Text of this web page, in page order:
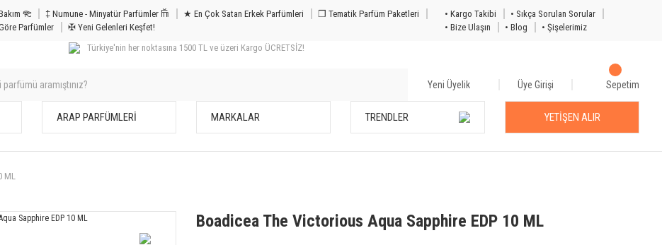
⩭ Lüks Kokulu Mum & Bakım 𐦝 ‡ Numune - Minyatür Parfümler 𐙏 ★ En Çok Satan Erkek Parfümleri
❒ Tematik Parfüm Paketleri
Parfümler ✠ Yeni Gelenleri Keşfet!
• Kargo Takibi
• Sıkça Sorulan Sorular
• Bize Ulaşın
• Blog
• Şişelerimiz
Türkiye'nin her noktasına 1500 TL ve üzeri Kargo ÜCRETSİZ!
Yeni Üyelik Üye Girişi Sepetim
ARAP PARFÜMLERİ MARKALAR TRENDLER YETİŞEN ALIR
ML
Boadicea The Victorious Aqua Sapphire EDP 10 ML